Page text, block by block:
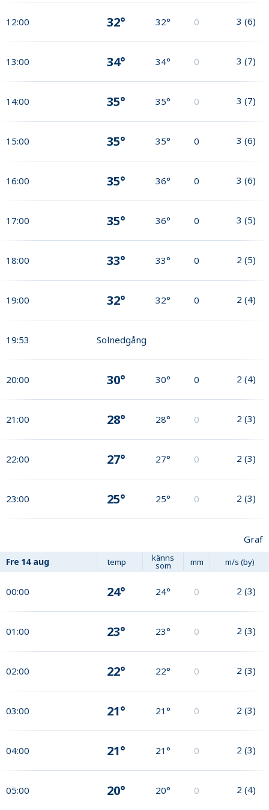
12:00 32° 32° 0 3 (6)
13:00 34° 34° 0 3 (7)
14:00 35° 35° 0 3 (7)
15:00 35° 35° 0 3 (6)
16:00 35° 36° 0 3 (6)
17:00 35° 36° 0 3 (5)
18:00 33° 33° 0 2 (5)
19:00 32° 32° 0 2 (4)
19:53 Solnedgång
20:00 30° 30° 0 2 (4)
21:00 28° 28° 0 2 (3)
22:00 27° 27° 0 2 (3)
23:00 25° 25° 0 2 (3)
Graf
Fre 14 aug temp känns
som mm m/s (by)
00:00 24° 24° 0 2 (3)
01:00 23° 23° 0 2 (3)
02:00 22° 22° 0 2 (3)
03:00 21° 21° 0 2 (3)
04:00 21° 21° 0 2 (3)
05:00 20° 20° 0 2 (4)